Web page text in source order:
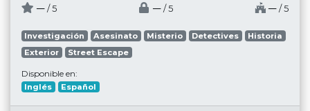
─ / 5 ─ / 5 ─ / 5
Investigación Asesinato Misterio Detectives
Historia
Exterior
Street Escape
Disponible en:
Inglés Español